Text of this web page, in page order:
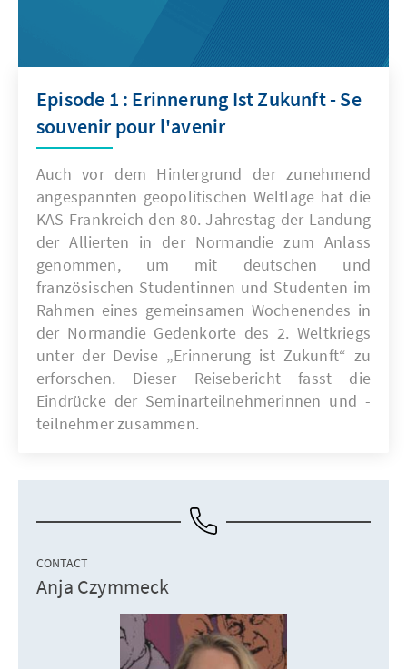
Episode 1 : Erinnerung Ist Zukunft - Se
souvenir pour l'avenir
Auch vor dem Hintergrund der zunehmend
angespannten geopolitischen Weltlage hat die
KAS Frankreich den 80. Jahrestag der Landung
der Allierten in der Normandie zum Anlass
genommen, um mit deutschen und
französischen Studentinnen und Studenten im
Rahmen eines gemeinsamen Wochenendes in
der Normandie Gedenkorte des 2. Weltkriegs
unter der Devise „Erinnerung ist Zukunft“ zu
erforschen. Dieser Reisebericht fasst die
Eindrücke der Seminarteilnehmerinnen und -
teilnehmer zusammen.
CONTACT
Anja Czymmeck